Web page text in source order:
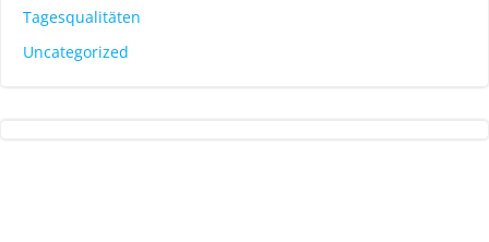
Tagesqualitäten
Uncategorized